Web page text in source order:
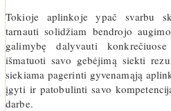
Tokioje aplinkoje ypač svarbu
tarnauti solidžiam bendrojo
galimybę dalyvauti
išmatuoti savo gebėjimą siekti
siekiama pagerinti gyvenamąją
įgyti ir patobulinti savo
darbe.